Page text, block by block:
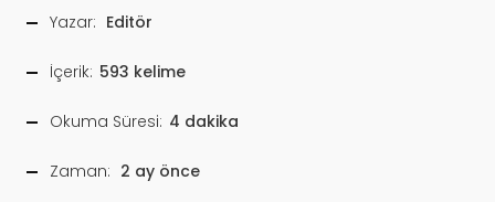
Yazar: Editör
İçerik: 593 kelime
Okuma Süresi: 4 dakika
Zaman: 2 ay önce